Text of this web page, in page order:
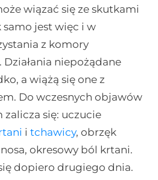
wiązać się ze skutkami
jest więc i w
z komory
niepożądane
a wiążą się one z
Do wczesnych objawów
się: uczucie
i tchawicy, obrzęk
okresowy ból krtani.
dopiero drugiego dnia.